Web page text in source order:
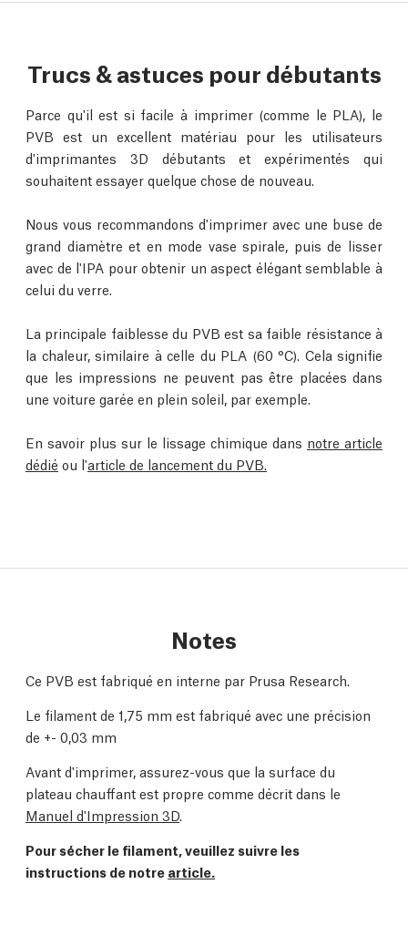
Trucs & astuces pour débutants
Parce qu'il est si facile à imprimer (comme le PLA), le
PVB est un excellent matériau pour les utilisateurs
d'imprimantes 3D débutants et expérimentés qui
souhaitent essayer quelque chose de nouveau.
Nous vous recommandons d'imprimer avec une buse de
grand diamètre et en mode vase spirale, puis de lisser
avec de l'IPA pour obtenir un aspect élégant semblable à
celui du verre.
La principale faiblesse du PVB est sa faible résistance à
la chaleur, similaire à celle du PLA (60 °C). Cela signifie
que les impressions ne peuvent pas être placées dans
une voiture garée en plein soleil, par exemple.
En savoir plus sur le lissage chimique dans notre article
dédié ou l'article de lancement du PVB.
Notes
Ce PVB est fabriqué en interne par Prusa Research.
Le filament de 1,75 mm est fabriqué avec une précision
de +- 0,03 mm
Avant d'imprimer, assurez-vous que la surface du
plateau chauffant est propre comme décrit dans le
Manuel d'Impression 3D.
Pour sécher le filament, veuillez suivre les
instructions de notre article.